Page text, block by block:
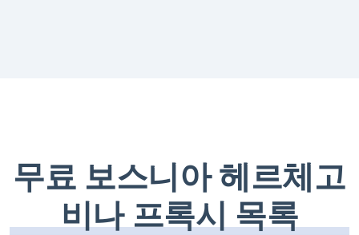
무료 보스니아 헤르체고
비나 프록시 목록